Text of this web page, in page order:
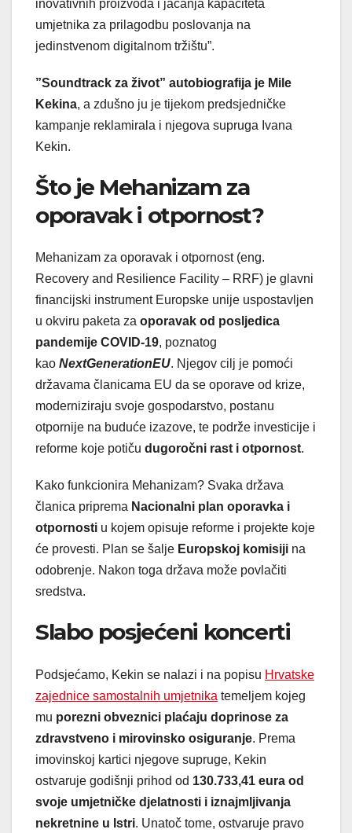
inovativnih proizvoda i jačanja kapaciteta
umjetnika za prilagodbu poslovanja na
jedinstvenom digitalnom tržištu”.
”Soundtrack za život” autobiografija je Mile
Kekina, a zdušno ju je tijekom predsjedničke
kampanje reklamirala i njegova supruga Ivana
Kekin.
Što je Mehanizam za
oporavak i otpornost?
Mehanizam za oporavak i otpornost (eng.
Recovery and Resilience Facility – RRF) je glavni
financijski instrument Europske unije uspostavljen
u okviru paketa za oporavak od posljedica
pandemije COVID-19, poznatog
kao NextGenerationEU. Njegov cilj je pomoći
državama članicama EU da se oporave od krize,
moderniziraju svoje gospodarstvo, postanu
otpornije na buduće izazove, te podrže investicije i
reforme koje potiču dugoročni rast i otpornost.
Kako funkcionira Mehanizam? Svaka država
članica priprema Nacionalni plan oporavka i
otpornosti u kojem opisuje reforme i projekte koje
će provesti. Plan se šalje Europskoj komisiji na
odobrenje. Nakon toga država može povlačiti
sredstva.
Slabo posjećeni koncerti
Podsjećamo, Kekin se nalazi i na popisu Hrvatske
zajednice samostalnih umjetnika temeljem kojeg
mu porezni obveznici plaćaju doprinose za
zdravstveno i mirovinsko osiguranje. Prema
imovinskoj kartici njegove supruge, Kekin
ostvaruje godišnji prihod od 130.733,41 eura od
svoje umjetničke djelatnosti i iznajmljivanja
nekretnine u Istri. Unatoč tome, ostvaruje pravo